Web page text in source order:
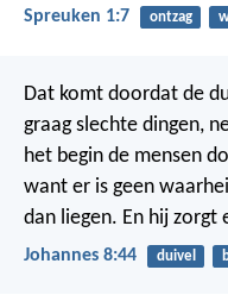
Spreuken 1:7 ontzag
Dat komt doordat de
graag slechte dingen,
het begin de mensen
want er is geen
dan liegen. En hij zorgt
Johannes 8:44 duivel